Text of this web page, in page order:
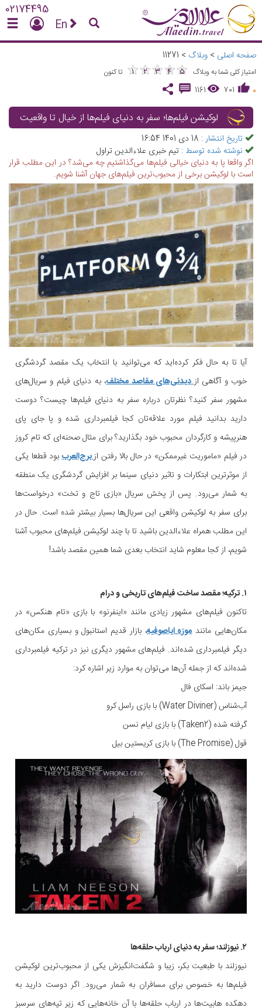
02174495
En
صفحه اصلی > وبلاگ >
11271
امتیاز کلی شما به وبلاگ ★
1 ★
2 ★
3 ★
4 ★
5
★★★★★
تا کنون
0
701
1161
لوکیشن فیلم‌ها؛ سفر به دنیای فیلم‌ها از خیال تا واقعیت
تاریخ انتشار : 18 دی 1401 16:54
نوشته شده توسط : تیم خبری علاءالدین تراول
اگر واقعا پا به دنیای خیالی فیلم‌ها می‌گذاشتیم چه می‌شد؟ در این مطلب قرار
است با لوکیشن برخی از محبوب‌ترین فیلم‌های جهان آشنا شویم.
آیا تا به حال فکر کرده‌اید که می‌توانید با انتخاب یک مقصد گردشگری
خوب و آگاهی ازدیدنی‌های مقاصد مختلف، به دنیای فیلم و سریال‌های
مشهور سفر کنید؟ نظرتان درباره سفر به دنیای فیلم‌ها چیست؟ دوست
دارید بدانید فیلم مورد علاقه‌تان کجا فیلمبرداری شده و پا جای پای
هنرپیشه و کارگردان محبوب خود بگذارید؟ برای مثال صحنه‌ای که تام کروز
در فیلم «ماموریت غیرممکن» در حال بالا رفتن ازبرج‌العرببود قطعا یکی
از موثرترین ابتکارات و تاثیر دنیای سینما بر افزایش گردشگری یک منطقه
به شمار می‌رود. پس از پخش سریال «بازی تاج و تخت» درخواست‌ها
برای سفر به لوکیشن واقعی این سریال‌ها بسیار بیشتر شده است. حال در
این مطلب همراه علاءالدین باشید تا با چند لوکیشن فیلم‌های محبوب آشنا
شویم، از کجا معلوم شاید انتخاب بعدی شما همین مقصد باشد!
۱. ترکیه؛ مقصد ساخت فیلم‌های تاریخی و درام
تاکنون فیلم‌های مشهور زیادی مانند «اینفرنو» با بازی «تام هنکس» در
مکان‌هایی مانندموزه ایاصوفیه، بازار قدیم استانبول و بسیاری مکان‌های
دیگر فیلمبرداری شده‌اند. فیلم‌های مشهور دیگری نیز در ترکیه فیلمبرداری
شده‌اند که از جمله آن‌ها می‌توان به موارد زیر اشاره کرد:
جیمز باند: اسکای فال
آب‌شناس (Water Diviner) با بازی راسل کرو
گرفته شده (Taken2) با بازی لیام نسن
قول (The Promise) با بازی کریستین بیل
۲. نیوزلند؛ سفر به دنیای ارباب حلقه‌ها
نیوزلند با طبعیت بکر، زیبا و شگفت‌انگیزش یکی از محبوب‌ترین لوکیشن
فیلم‌ها به خصوص برای مسافران به شمار می‌رود. اگر دوست دارید به
دهکده هابیت‌ها در ارباب حلقه‌ها با آن‌ خانه‌هایی که زیر تپه‌های سرسبز